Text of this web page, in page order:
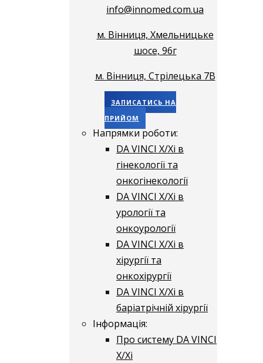
info@innomed.com.ua
м. Вінниця, Хмельницьке
шосе, 96г
м. Вінниця, Стрілецька 7В
ЗАПИСАТИСЬ НА
ПРИЙОМ
Напрямки роботи:
DA VINCI X/Xі в
гінекології та
онкогінекології
DA VINCI X/Xі в
урології та
онкоурології
DA VINCI X/Xі в
хірургії та
онкохірургії
DA VINCI X/Xі в
баріатрічній хірургії
Інформація:
Про систему DA VINCI
X/Xі